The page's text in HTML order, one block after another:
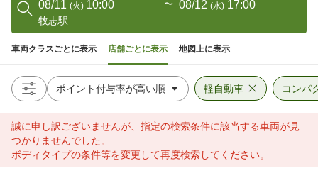
08/11 (火) 10:00 〜 08/12 (水) 17:00
牧志駅
車両クラスごとに表示 店舗ごとに表示 地図上に表示
軽自動車 コンパ
誠に申し訳ございませんが、指定の検索条件に該当する車両が見
つかりませんでした。
ボディタイプの条件等を変更して再度検索してください。